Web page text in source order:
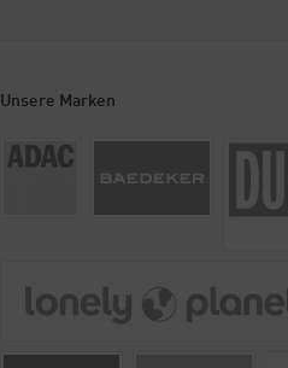
Unsere Marken